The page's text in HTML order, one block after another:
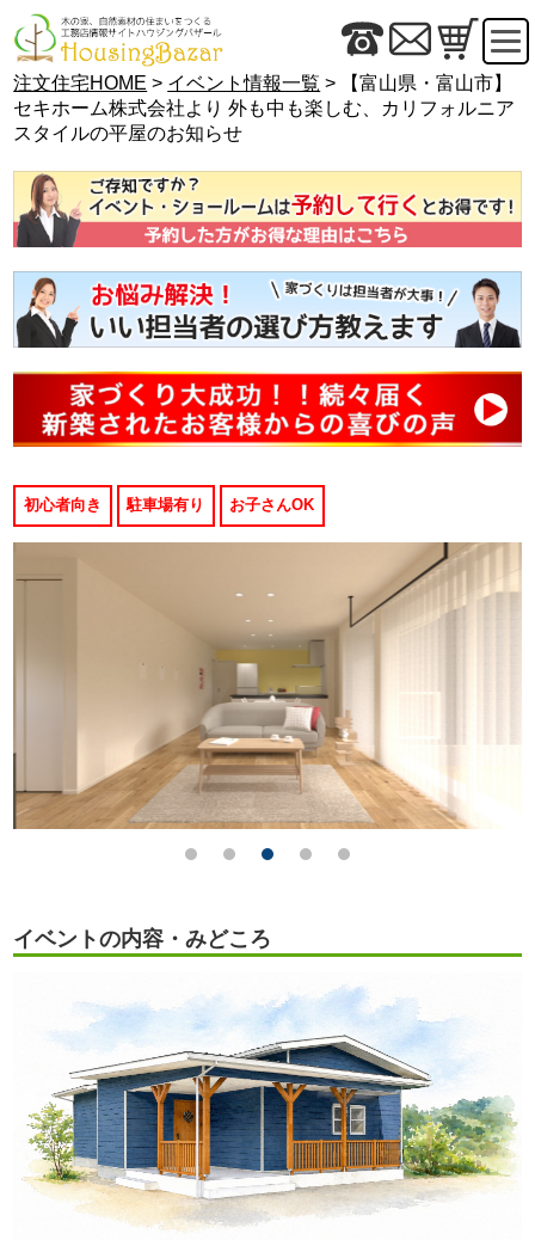
注文住宅HOME > イベント情報一覧 > 【富山県・富山市】
セキホーム株式会社より 外も中も楽しむ、カリフォルニア
スタイルの平屋のお知らせ
初心者向き 駐車場有り お子さんOK
イベントの内容・みどころ